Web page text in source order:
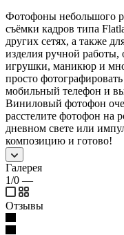
Фотофоны небольшого
съёмки кадров типа
других сетях, а также
изделия ручной работы,
игрушки, маникюр и
просто
мобильный телефон и
Виниловый фотофон
расстелите фотофон на
дневном свете или
композицию и готово!
Галерея
1/0 —
Отзывы